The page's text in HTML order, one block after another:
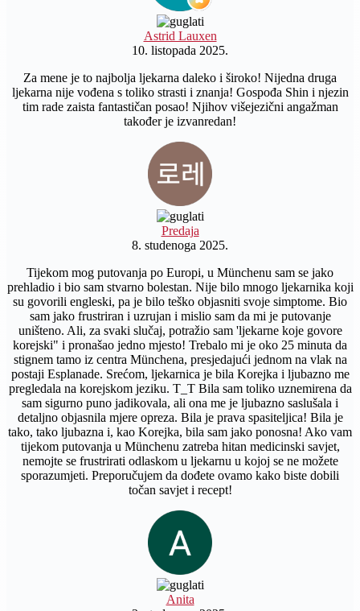
Astrid Lauxen
10. listopada 2025.
Za mene je to najbolja ljekarna daleko i široko! Nijedna druga
ljekarna nije vođena s toliko strasti i znanja! Gospođa Shin i njezin
tim rade zaista fantastičan posao! Njihov višejezični angažman
također je izvanredan!
Predaja
8. studenoga 2025.
Tijekom mog putovanja po Europi, u Münchenu sam se jako
prehladio i bio sam stvarno bolestan. Nije bilo mnogo ljekarnika koji
su govorili engleski, pa je bilo teško objasniti svoje simptome. Bio
sam jako frustriran i uzrujan i mislio sam da mi je putovanje
uništeno. Ali, za svaki slučaj, potražio sam 'ljekarne koje govore
korejski" i pronašao jedno mjesto! Trebalo mi je oko 25 minuta da
stignem tamo iz centra Münchena, presjedajući jednom na vlak na
postaji Esplanade. Srećom, ljekarnica je bila Korejka i ljubazno me
pregledala na korejskom jeziku. T_T Bila sam toliko uznemirena da
sam sigurno puno jadikovala, ali ona me je ljubazno saslušala i
detaljno objasnila mjere opreza. Bila je prava spasiteljica! Bila je
tako, tako ljubazna i, kao Korejka, bila sam jako ponosna! Ako vam
tijekom putovanja u Münchenu zatreba hitan medicinski savjet,
nemojte se frustrirati odlaskom u ljekarnu u kojoj se ne možete
sporazumjeti. Preporučujem da dođete ovamo kako biste dobili
točan savjet i recept!
Anita